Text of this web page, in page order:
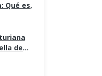
Qué es,
de